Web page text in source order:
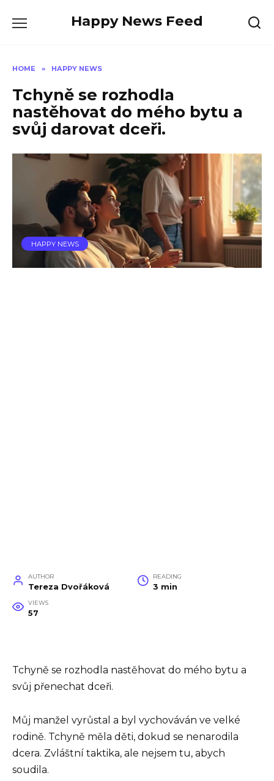
Happy News Feed
HOME » HAPPY NEWS
Tchyně se rozhodla
nastěhovat do mého bytu a
svůj darovat dceři.
HAPPY NEWS
AUTHOR
Tereza Dvořáková
READING
3 min
VIEWS
57
Tchyně se rozhodla nastěhovat do mého bytu a
svůj přenechat dceři.
Můj manžel vyrůstal a byl vychováván ve velké
rodině. Tchyně měla děti, dokud se nenarodila
dcera. Zvláštní taktika, ale nejsem tu, abych
soudila.